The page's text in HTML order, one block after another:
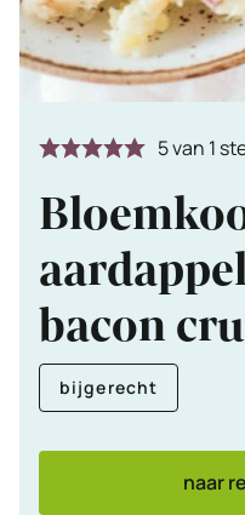
5van 1
bacon
bijgerecht
naar